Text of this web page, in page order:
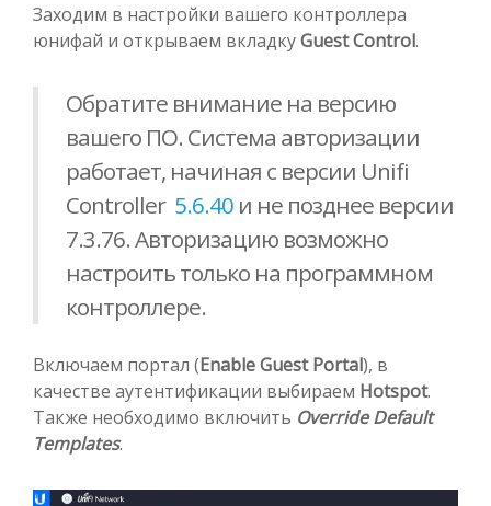
Заходим в настройки вашего контроллера
юнифай и открываем вкладкуGuest Control.
Обратите внимание на версию
вашего ПО. Система авторизации
работает, начиная с версии Unifi
Controller 5.6.40 и не позднее версии
7.3.76. Авторизацию возможно
настроить только на программном
контроллере.
Включаем портал (Enable Guest Portal), в
качестве аутентификации выбираем Hotspot.
Также необходимо включить Override Default
Templates.